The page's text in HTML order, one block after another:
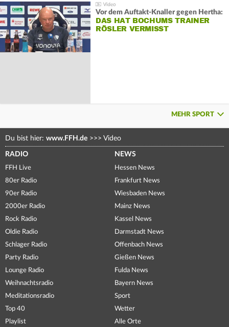
Vor dem Auftakt-Knaller gegen Hertha:
DAS HAT BOCHUMS TRAINER
RÖSLER VERMISST
MEHR SPORT
Du bist hier: www.FFH.de >>> Video
RADIO
FFH Live
80er Radio
90er Radio
2000er Radio
Rock Radio
Oldie Radio
Schlager Radio
Party Radio
Lounge Radio
Weihnachtsradio
Meditationsradio
Top 40
Playlist
NEWS
Hessen News
Frankfurt News
Wiesbaden News
Mainz News
Kassel News
Darmstadt News
Offenbach News
Gießen News
Fulda News
Bayern News
Sport
Wetter
Alle Orte